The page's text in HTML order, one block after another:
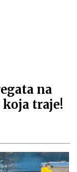
na
traje!